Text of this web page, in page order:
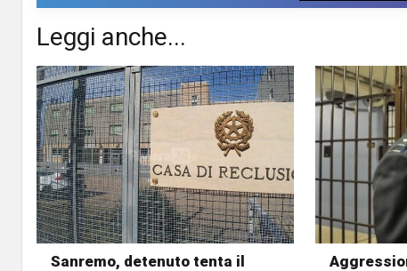
Leggi anche...
Sanremo, detenuto tenta il